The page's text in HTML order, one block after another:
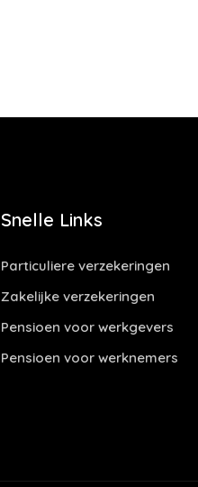
Snelle Links
Particuliere verzekeringen
Zakelijke verzekeringen
Pensioen voor werkgevers
Pensioen voor werknemers